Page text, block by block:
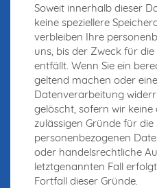
Soweit innerhalb dieser
keine speziellere
verbleiben Ihre
uns, bis der Zweck für
entfällt. Wenn Sie ein
geltend machen oder
Datenverarbeitung
gelöscht, sofern wir
zulässigen Gründe für
personenbezogenen
oder handelsrechtliche
letztgenannten Fall
Fortfall dieser Gründe.